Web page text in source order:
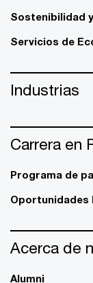
Sostenibilidad
Servicios de
Industrias
Carrera en
Programa de
Oportunidades
Acerca de
Alumni